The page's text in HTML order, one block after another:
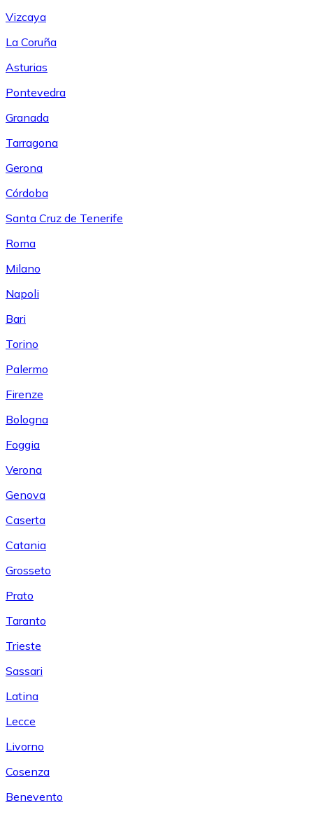
Vizcaya
La Coruña
Asturias
Pontevedra
Granada
Tarragona
Gerona
Córdoba
Santa Cruz de Tenerife
Roma
Milano
Napoli
Bari
Torino
Palermo
Firenze
Bologna
Foggia
Verona
Genova
Caserta
Catania
Grosseto
Prato
Taranto
Trieste
Sassari
Latina
Lecce
Livorno
Cosenza
Benevento